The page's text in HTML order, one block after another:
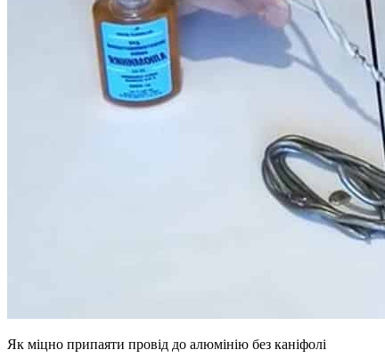
Як міцно припаяти провід до алюмінію без каніфолі